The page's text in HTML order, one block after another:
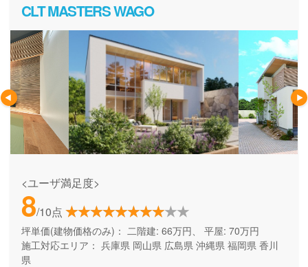
CLT MASTERS WAGO
<ユーザ満足度>
8/10点
坪単価(建物価格のみ)： 二階建: 66万円、 平屋: 70万円
施工対応エリア： 兵庫県 岡山県 広島県 沖縄県 福岡県 香川
県